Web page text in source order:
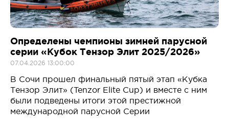
Определены чемпионы зимней парусной
серии «Кубок Тензор Элит 2025/2026»
07.04.2026 13:00:00
В Сочи прошел финальный пятый этап «Кубка
Тензор Элит» (Tenzor Elite Cup) и вместе с ним
были подведены итоги этой престижной
международной парусной Серии